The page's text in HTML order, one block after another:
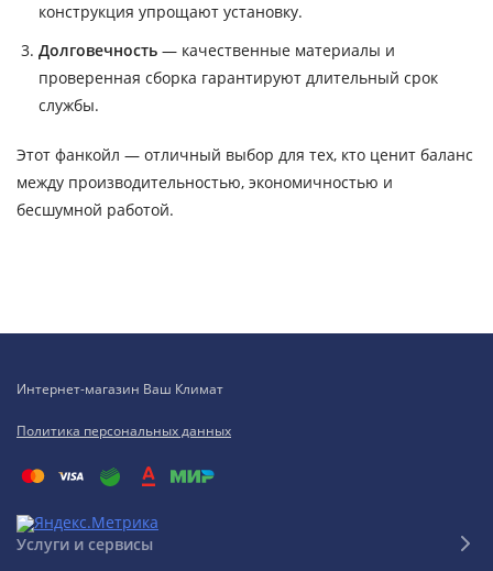
конструкция упрощают установку.
Долговечность — качественные материалы и
проверенная сборка гарантируют длительный срок
службы.
Этот фанкойл — отличный выбор для тех, кто ценит баланс
между производительностью, экономичностью и
бесшумной работой.
Интернет-магазин Ваш Климат
Политика персональных данных
Услуги и сервисы